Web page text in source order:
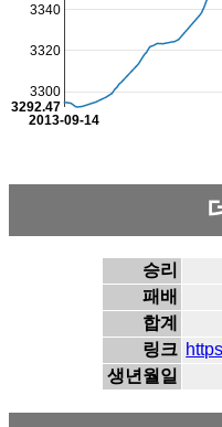
2013-09-14
3300
3320
3340
3292.47
승리
패배
합계
링크
생년월일